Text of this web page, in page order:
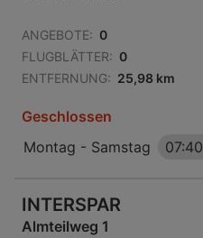
ANGEBOTE: 0
FLUGBLÄTTER: 0
ENTFERNUNG: 25,98 km
Geschlossen
Montag - Samstag
07:40
INTERSPAR
Almteilweg 1